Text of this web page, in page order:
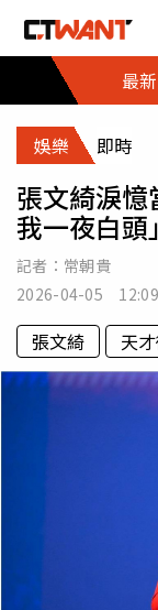
最新
娛樂 即時
張文綺淚
我一夜白
記者： 常朝貴
2026-04-05 12:09
張文綺 天